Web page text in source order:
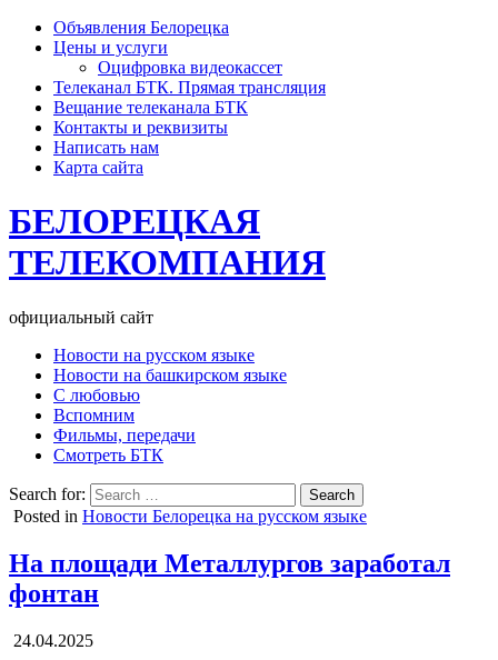
Объявления Белорецка
Цены и услуги
Оцифровка видеокассет
Телеканал БТК. Прямая трансляция
Вещание телеканала БТК
Контакты и реквизиты
Написать нам
Карта сайта
БЕЛОРЕЦКАЯ
ТЕЛЕКОМПАНИЯ
официальный сайт
Новости на русском языке
Новости на башкирском языке
С любовью
Вспомним
Фильмы, передачи
Смотреть БТК
Search for:
Posted in Новости Белорецка на русском языке
На площади Металлургов заработал
фонтан
24.04.2025